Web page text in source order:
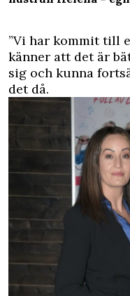
”Vi har kommit till
känner att det är
sig och kunna
det då.